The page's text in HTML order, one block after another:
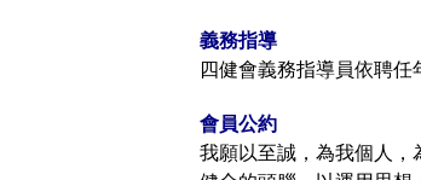
義務指導
四健會義務指導員依聘任
會員公約
我願以至誠，為我個人，